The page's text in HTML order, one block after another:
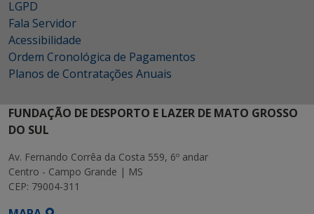
LGPD
Fala Servidor
Acessibilidade
Ordem Cronológica de Pagamentos
Planos de Contratações Anuais
FUNDAÇÃO DE DESPORTO E LAZER DE MATO GROSSO
DO SUL
Av. Fernando Corrêa da Costa 559, 6º andar
Centro - Campo Grande | MS
CEP: 79004-311